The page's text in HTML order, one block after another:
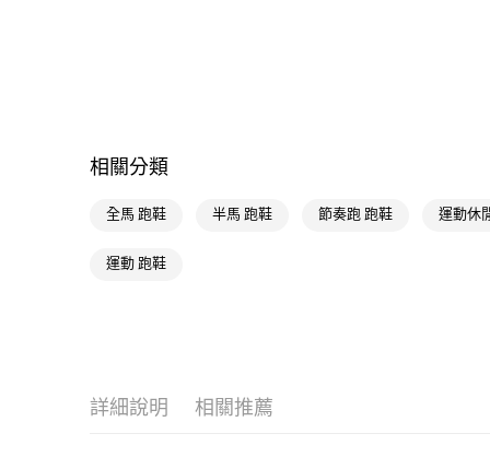
相關分類
全馬 跑鞋 半馬 跑鞋 節奏跑 跑鞋 運動休
運動 跑鞋
詳細說明 相關推薦